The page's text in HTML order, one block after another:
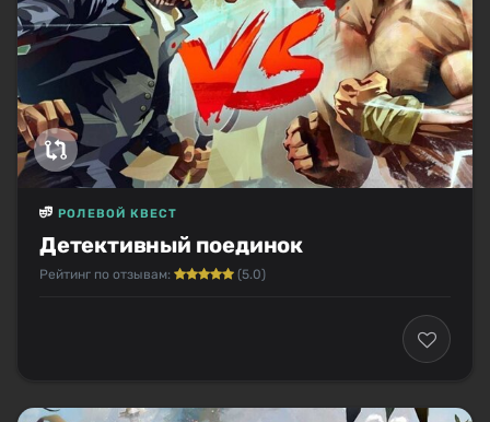
Детективный поединок
РОЛЕВОЙ КВЕСТ
Рейтинг по отзывам: (5.0)